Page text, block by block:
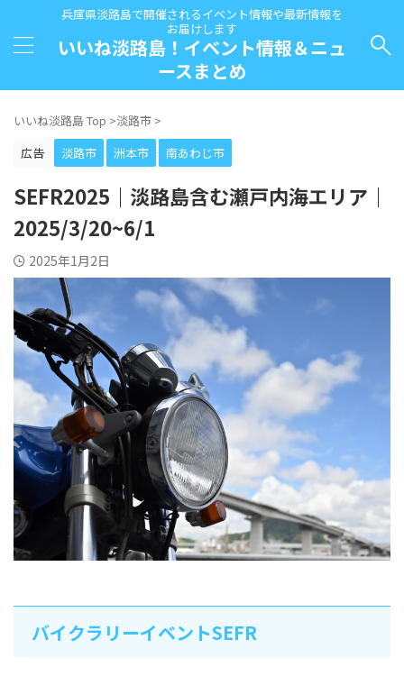
兵庫県淡路島で開催されるイベント情報や最新情報を
お届けします
いいね淡路島！イベント情報＆ニュ
ースまとめ
いいね淡路島 Top >淡路市 >
広告
淡路市 洲本市 南あわじ市
SEFR2025｜淡路島含む瀬戸内海エリア｜
2025/3/20~6/1
2025年1月2日
バイクラリーイベントSEFR